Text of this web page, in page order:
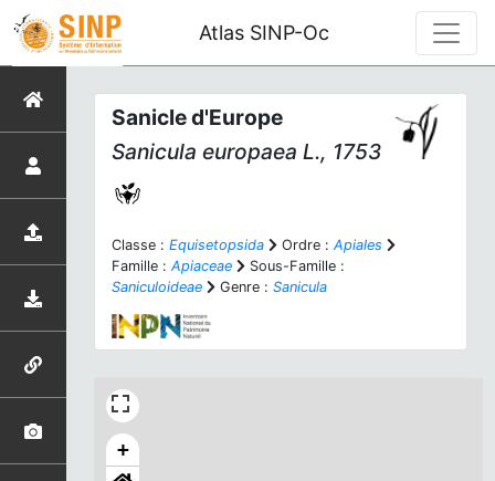
Atlas SINP-Oc
Sanicle d'Europe
Sanicula europaea L., 1753
Classe : Equisetopsida Ordre : Apiales
Famille : Apiaceae
Sous-Famille :
Saniculoideae
Genre : Sanicula
+